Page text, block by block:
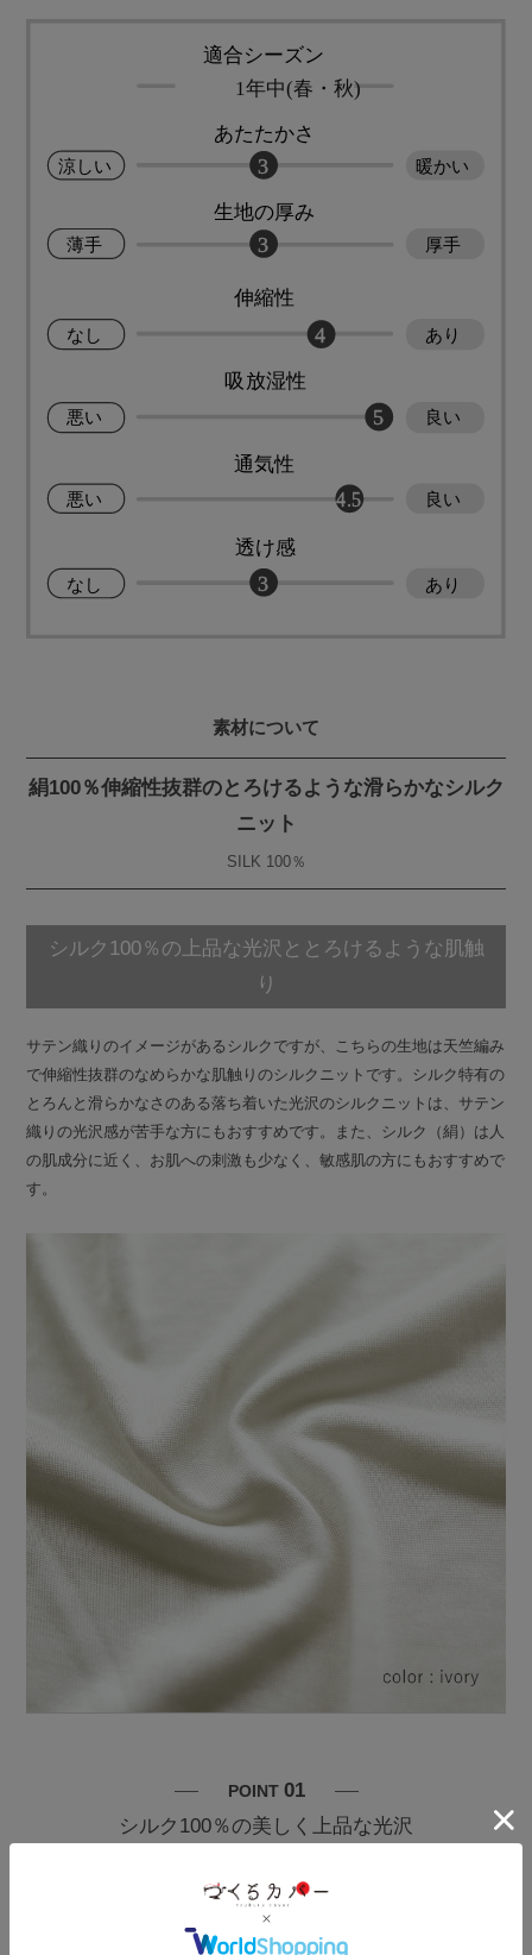
素材について
絹100％伸縮性抜群のとろけるような滑らかなシルク
ニット
SILK 100％
シルク100％の上品な光沢ととろけるような肌触
り
サテン織りのイメージがあるシルクですが、こちらの生地は天竺編み
で伸縮性抜群のなめらかな肌触りのシルクニットです。シルク特有の
とろんと滑らかなさのある落ち着いた光沢のシルクニットは、サテン
織りの光沢感が苦手な方にもおすすめです。また、シルク（絹）は人
の肌成分に近く、お肌への刺激も少なく、敏感肌の方にもおすすめで
す。
POINT 01
シルク100％の美しく上品な光沢
シルク（絹）は、蚕が糸を作り出す過程でできるフィブロインタンパ
クという層の三角の断面がプリズム効果をうみだし、美しい光沢のあ
る生地になります。こちらの生地は天竺編みニットですが、落ち着い